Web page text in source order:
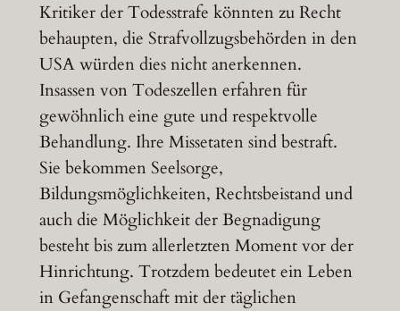
Kritiker der Todesstrafe könnten zu Recht
behaupten, die Strafvollzugsbehörden in den
USA würden dies nicht anerkennen.
Insassen von Todeszellen erfahren für
gewöhnlich eine gute und respektvolle
Behandlung. Ihre Missetaten sind bestraft.
Sie bekommen Seelsorge,
Bildungsmöglichkeiten, Rechtsbeistand und
auch die Möglichkeit der Begnadigung
besteht bis zum allerletzten Moment vor der
Hinrichtung. Trotzdem bedeutet ein Leben
in Gefangenschaft mit der täglichen